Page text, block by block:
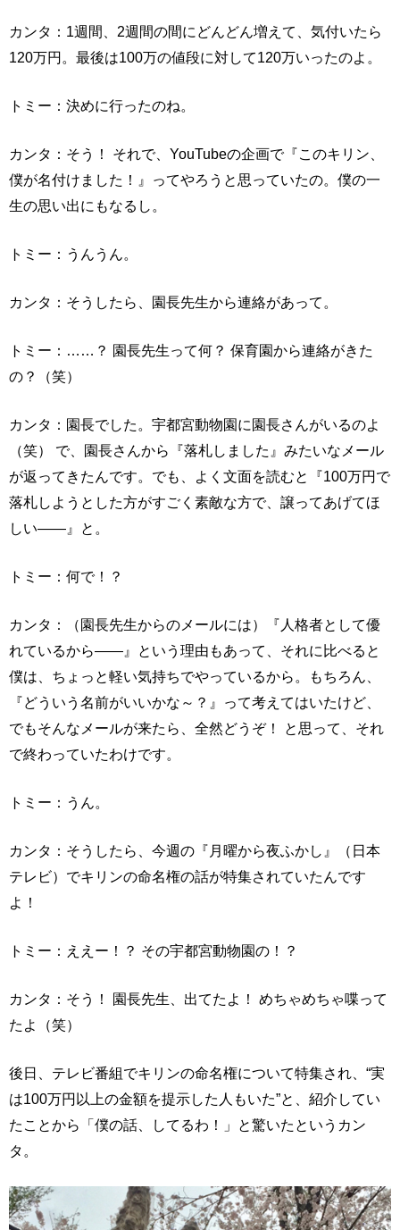
カンタ：1週間、2週間の間にどんどん増えて、気付いたら
120万円。最後は100万の値段に対して120万いったのよ。
トミー：決めに行ったのね。
カンタ：そう！ それで、YouTubeの企画で『このキリン、
僕が名付けました！』ってやろうと思っていたの。僕の一
生の思い出にもなるし。
トミー：うんうん。
カンタ：そうしたら、園長先生から連絡があって。
トミー：……？ 園長先生って何？ 保育園から連絡がきた
の？（笑）
カンタ：園長でした。宇都宮動物園に園長さんがいるのよ
（笑） で、園長さんから『落札しました』みたいなメール
が返ってきたんです。でも、よく文面を読むと『100万円で
落札しようとした方がすごく素敵な方で、譲ってあげてほ
しい――』と。
トミー：何で！？
カンタ：（園長先生からのメールには）『人格者として優
れているから――』という理由もあって、それに比べると
僕は、ちょっと軽い気持ちでやっているから。もちろん、
『どういう名前がいいかな～？』って考えてはいたけど、
でもそんなメールが来たら、全然どうぞ！ と思って、それ
で終わっていたわけです。
トミー：うん。
カンタ：そうしたら、今週の『月曜から夜ふかし』（日本
テレビ）でキリンの命名権の話が特集されていたんです
よ！
トミー：ええー！？ その宇都宮動物園の！？
カンタ：そう！ 園長先生、出てたよ！ めちゃめちゃ喋って
たよ（笑）
後日、テレビ番組でキリンの命名権について特集され、“実
は100万円以上の金額を提示した人もいた”と、紹介してい
たことから「僕の話、してるわ！」と驚いたというカン
タ。